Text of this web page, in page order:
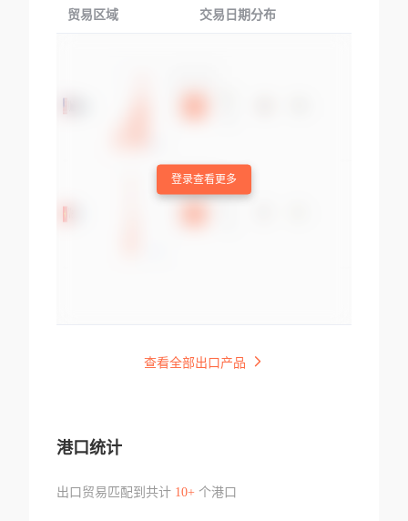
贸易区域 交易日期分布
登录查看更多
查看全部出口产品
港口统计
出口贸易匹配到共计 10+个港口